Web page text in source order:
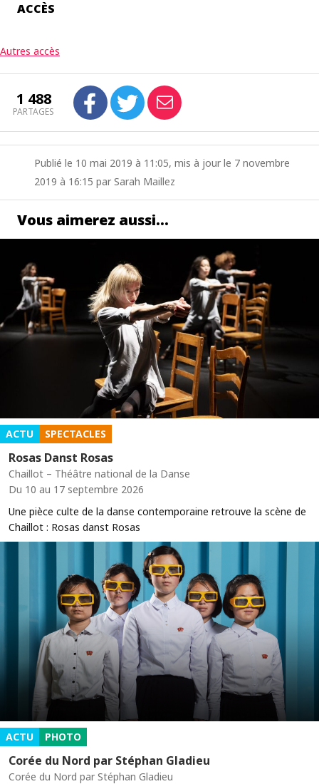
ACCÈS
Autres accès
1 488
PARTAGES
Publié le 10 mai 2019 à 11:05, mis à jour le 7 novembre
2019 à 16:15 par Sarah Maillez
Vous aimerez aussi…
ACTU SPECTACLES
Rosas Danst Rosas
Chaillot – Théâtre national de la Danse
Du 10 au 17 septembre 2026
Une pièce culte de la danse contemporaine retrouve la scène de
Chaillot : Rosas danst Rosas
ACTU PHOTO
Corée du Nord par Stéphan Gladieu
Corée du Nord par Stéphan Gladieu